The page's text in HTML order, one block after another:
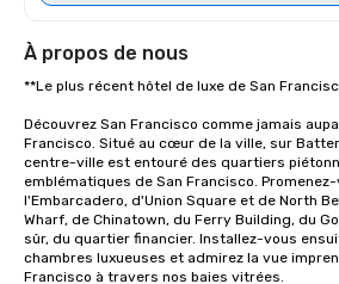
À propos de nous
**Le plus récent hôtel de luxe de San
Découvrez San Francisco comme jamais
Francisco. Situé au cœur de la ville, sur
centre-ville est entouré des quartiers
emblématiques de San Francisco.
l'Embarcadero, d'Union Square et de North
Wharf, de Chinatown, du Ferry Building, du
sûr, du quartier financier. Installez-vous
chambres luxueuses et admirez la vue
Francisco à travers nos baies vitrées.